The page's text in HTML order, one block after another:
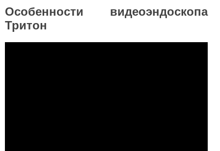
Особенности видеоэндоскопа
Тритон